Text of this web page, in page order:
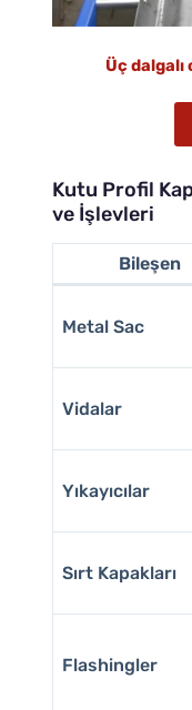
Üç
Kutu Profil
ve İşlevleri
Bileşen
Metal Sac
Vidalar
Yıkayıcılar
Sırt Kapakları
Flashingler